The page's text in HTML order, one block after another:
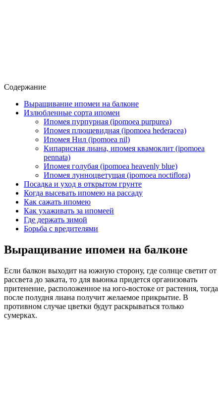
Содержание
Выращивание ипомеи на балконе
Излюбленные сорта ипомеи
Ипомея пурпурная (ipomoea purpurea)
Ипомея плющевидная (ipomoea hederacea)
Ипомея Нил (ipomoea nil)
Кипарисная лиана, ипомея квамоклит (ipomoea
pennata)
Ипомея голубая (ipomoea heavenly blue)
Ипомея лунноцветущая (ipomoea noctiflora)
Посадка и уход в открытом грунте
Когда высевать ипомею на рассаду
Как сажать ипомею
Как ухаживать за ипомеей
Где держать зимой
Борьба с вредителями
Выращивание ипомеи на балконе
Если балкон выходит на южную сторону, где солнце светит от
рассвета до заката, то для вьюнка придется организовать
притенение, расположенное на юго-востоке от растения, тогда
после полудня лиана получит желаемое прикрытие. В
противном случае цветки будут раскрываться только
сумерках.